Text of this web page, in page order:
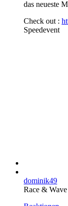
das neueste
Check out :
Speedevent
dominik49
Race & Wave